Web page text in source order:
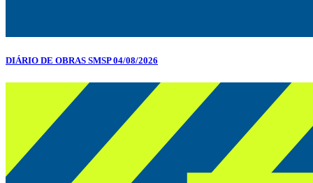
DIÁRIO DE OBRAS SMSP 04/08/2026